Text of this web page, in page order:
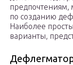
предпочтениям,
по созданию
Наиболее
варианты,